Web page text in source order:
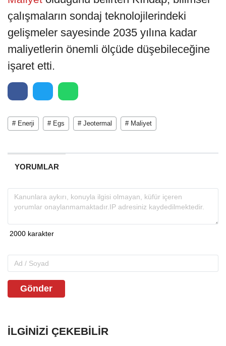
çalışmaların sondaj teknolojilerindeki
gelişmeler sayesinde 2035 yılına kadar
maliyetlerin önemli ölçüde düşebileceğine
işaret etti.
# Enerji # Egs # Jeotermal # Maliyet
YORUMLAR
Gönder
İLGINIZI ÇEKEBILIR